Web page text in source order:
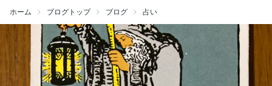
ホーム ブログトップ ブログ 占い